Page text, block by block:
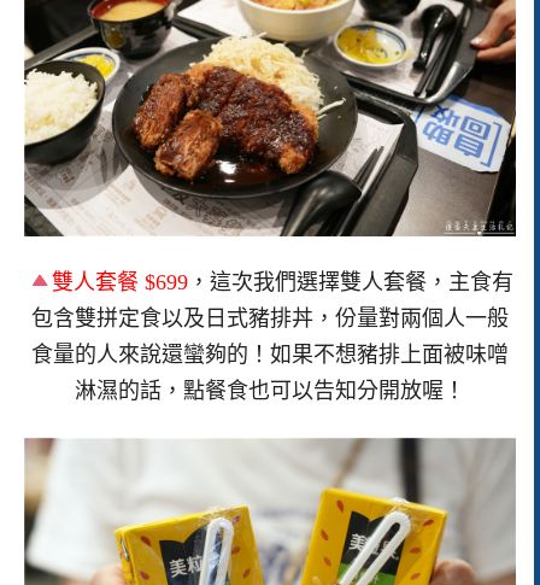
雙人套餐 $699，這次我們選擇雙人套餐，主食有
包含雙拼定食以及日式豬排丼，份量對兩個人一般
食量的人來說還蠻夠的！如果不想豬排上面被味噌
淋濕的話，點餐食也可以告知分開放喔！